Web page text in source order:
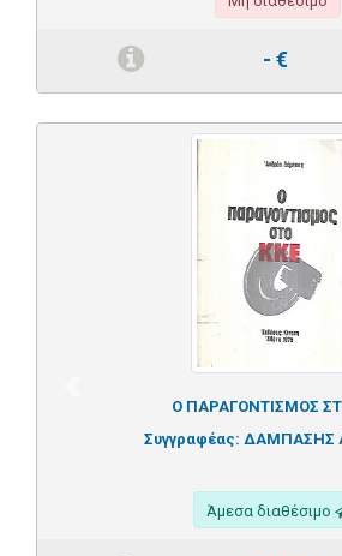
- €
Ο ΠΑΡΑΓΟΝΤΙΣΜΟΣ
Συγγραφέας: ΔΑΜΠΑΣΗΣ
Άμεσα διαθέσιμο